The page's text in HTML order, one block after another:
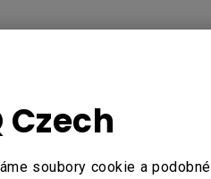
soubory cookie a podobné